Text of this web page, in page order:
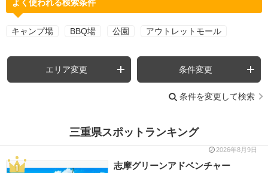
よく使われる検索条件
キャンプ場 BBQ場 公園 アウトレットモール
エリア変更 条件変更
条件を変更して検索
三重県スポットランキング
2026年8月9日
志摩グリーンアドベンチャー